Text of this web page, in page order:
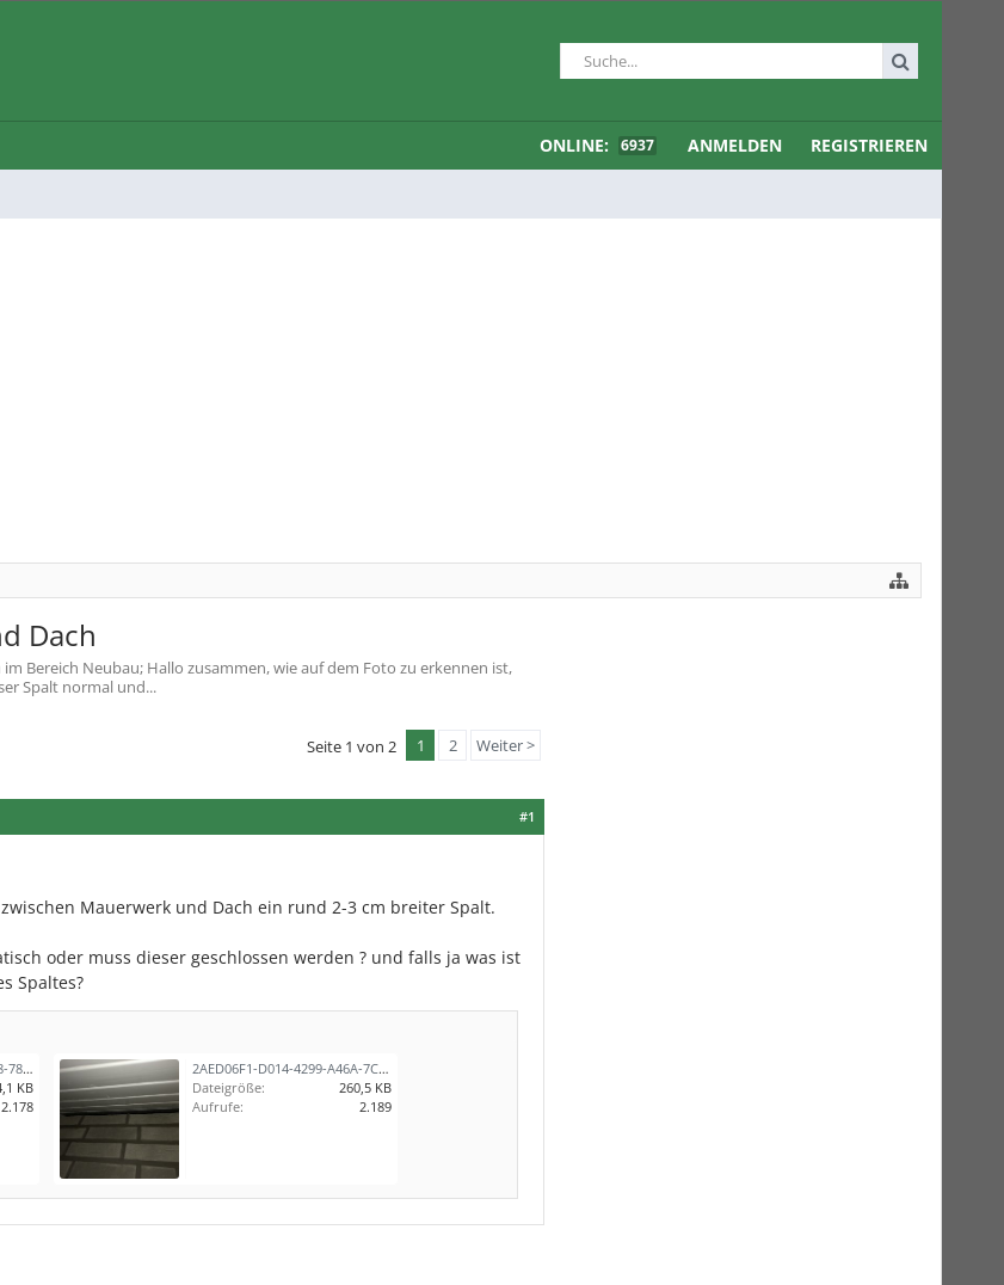
ONLINE: 6937 ANMELDEN REGISTRIEREN
Dach
im Bereich Neubau; Hallo zusammen, wie auf dem Foto zu erkennen ist,
Spalt normal und...
Seite 1 von 2 1 2 Weiter >
#1
Mauerwerk und Dach ein rund 2-3 cm breiter Spalt.
oder muss dieser geschlossen werden ? und falls ja was ist
Spaltes?
DBF056DF-3075-44D7-A9D8-78022B21463B.jpeg
KB
2.178
2AED06F1-D014-4299-A46A-7C9D2F5E3CED.jpeg
Dateigröße:
260,5 KB
Aufrufe:
2.189